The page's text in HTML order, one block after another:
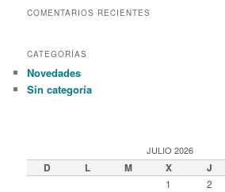
COMENTARIOS RECIENTES
CATEGORÍAS
Novedades
Sin categoría
JULIO 2026
D L M X J
1 2